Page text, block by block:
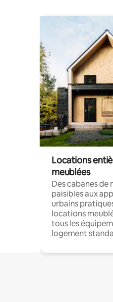
Locations
meublées
Des cabanes de
paisibles aux
urbains
locations
tous les
logement